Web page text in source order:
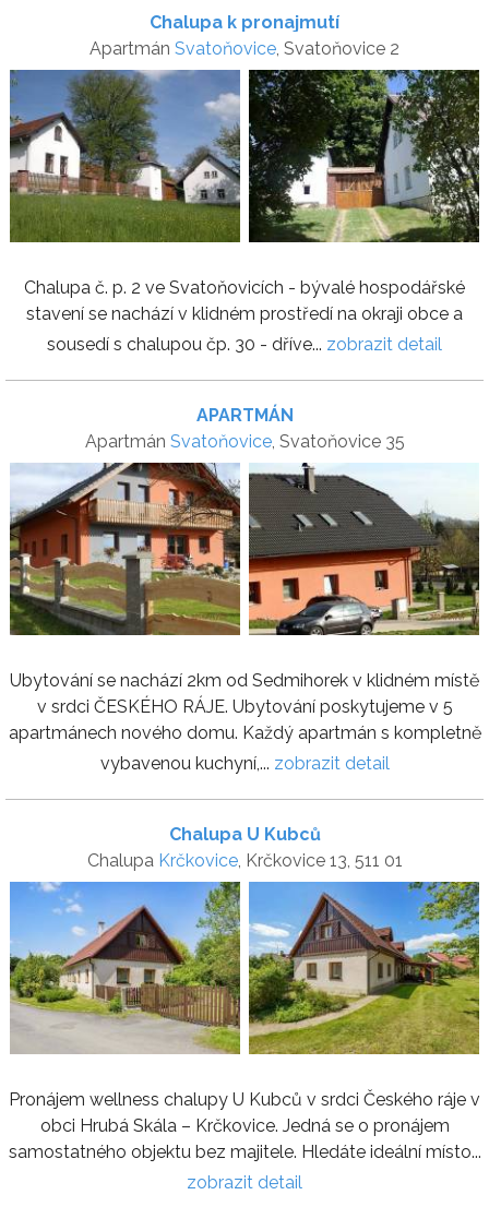
Chalupa k pronajmutí
Apartmán Svatoňovice , Svatoňovice 2
Chalupa č. p. 2 ve Svatoňovicích - bývalé hospodářské
stavení se nachází v klidném prostředí na okraji obce a
sousedí s chalupou čp. 30 - dříve... zobrazit detail
APARTMÁN
Apartmán Svatoňovice, Svatoňovice 35
Ubytování se nachází 2km od Sedmihorek v klidném místě
v srdci ČESKÉHO RÁJE. Ubytování poskytujeme v 5
apartmánech nového domu. Každý apartmán s kompletně
vybavenou kuchyní,... zobrazit detail
Chalupa U Kubců
Chalupa Krčkovice, Krčkovice 13, 511 01
Pronájem wellness chalupy U Kubců v srdci Českého ráje v
obci Hrubá Skála – Krčkovice. Jedná se o pronájem
samostatného objektu bez majitele. Hledáte ideální místo...
zobrazit detail